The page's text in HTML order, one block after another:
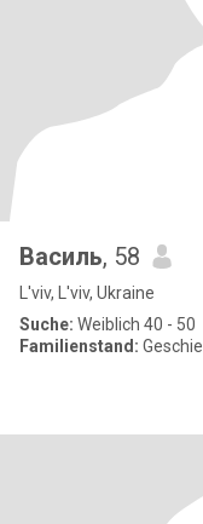
Василь, 58
L'viv, L'viv, Ukraine
Suche: Weiblich 40 - 50
Familienstand: